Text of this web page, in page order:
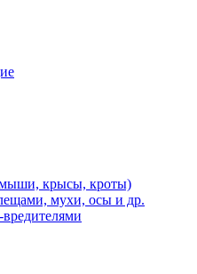
крысы, кроты)
мухи, осы и др.